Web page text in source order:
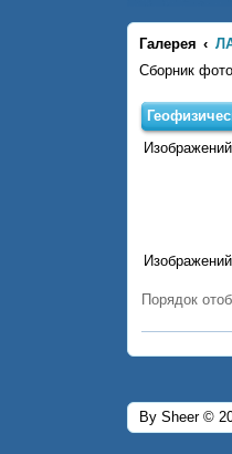
Галерея
Сборник
Порядок
By Sheer ©